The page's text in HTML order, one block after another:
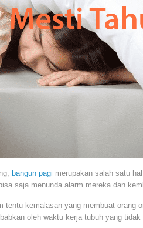
bangun pagi merupakan salah satu
saja menunda alarm mereka dan
tentu kemalasan yang membuat orang-
oleh waktu kerja tubuh yang